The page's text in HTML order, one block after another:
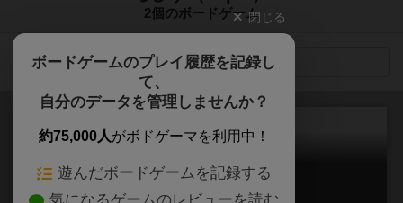
2個のボードゲーム
検索メニュー
スノーコロニー
Snow Colony
閉じる
ボードゲームのプレイ履歴を記録し
て、
自分のデータを管理しませんか？
約75,000人がボドゲーマを利用中！
遊んだボードゲームを記録する